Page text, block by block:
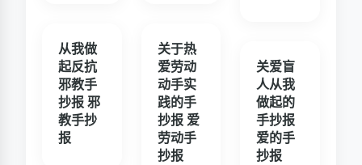
从我做
起反抗
邪教手
抄报 邪
教手抄
报
关于热
爱劳动
动手实
践的手
抄报 爱
劳动手
抄报
关爱盲
人从我
做起的
手抄报
爱的手
抄报